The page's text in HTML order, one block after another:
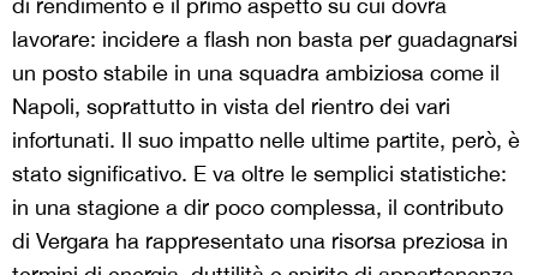
di rendimento è il primo aspetto su cui dovrà
lavorare: incidere a flash non basta per guadagnarsi
un posto stabile in una squadra ambiziosa come il
Napoli, soprattutto in vista del rientro dei vari
infortunati. Il suo impatto nelle ultime partite, però, è
stato significativo. E va oltre le semplici statistiche:
in una stagione a dir poco complessa, il contributo
di Vergara ha rappresentato una risorsa preziosa in